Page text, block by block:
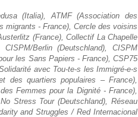
(Italia), ATMF (Association des
migrants - France), Cercle des voisins
(France), Collectif La Chapelle
Berlin (Deutschland), CISPM
les Sans Papiers - France), CSP75
avec Tou-te-s les Immigré-e-s
des quartiers populaires – France),
Femmes pour la Dignité - France),
Stress Tour (Deutschland), Réseau
and Struggles / Red Internacional